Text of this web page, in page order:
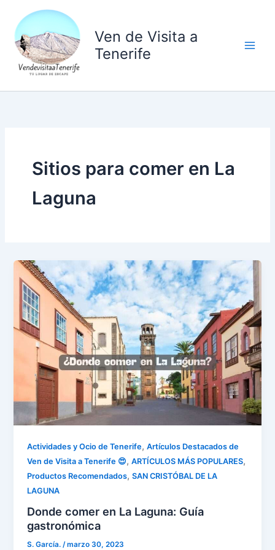
contenido
Ven de Visita a
Tenerife
Sitios para comer en La
Laguna
Actividades y Ocio de Tenerife,Artículos Destacados de
Ven de Visita a Tenerife 😍,ARTÍCULOS MÁS POPULARES,
Productos Recomendados,SAN CRISTÓBAL DE LA
LAGUNA
Donde comer en La Laguna: Guía
gastronómica
S. García./marzo 30, 2023